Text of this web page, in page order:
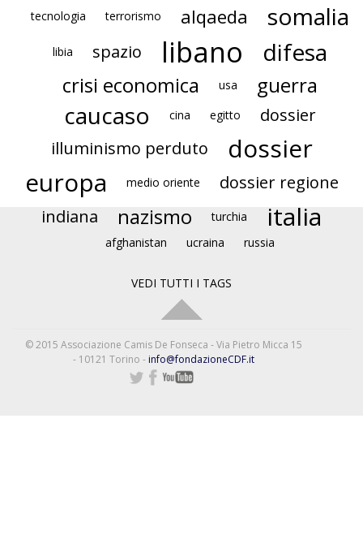
tecnologia terrorismo alqaeda somalia
libia spazio libano difesa
crisi economica usa guerra
caucaso cina egitto
dossier
illuminismo perduto
dossier
europa
medio oriente
dossier regione
indiana
nazismo turchia italia
afghanistan ucraina russia
VEDI TUTTI I TAGS
© 2015 Associazione Camis De Fonseca - Via Pietro Micca 15
- 10121 Torino - info@fondazioneCDF.it